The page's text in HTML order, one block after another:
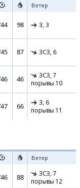
Ветер
98 З, 3
87 ЗСЗ, 6
46 ЗСЗ, 7
порывы 10
66 З, 6
порывы 11
Ветер
88 ЗСЗ, 7
порывы 12